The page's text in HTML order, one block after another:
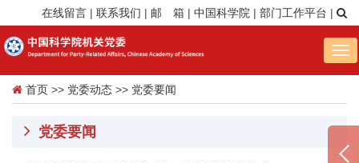
在线留言 | 联系我们 | 邮 箱 | 中国科学院 | 部门工作平台 |
首页 >> 党委动态 >> 党委要闻
党委要闻